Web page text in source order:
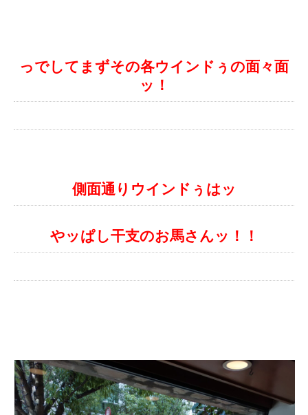
っでしてまずその各ウインドぅの面々面
ッ！
側面通りウインドぅはッ
やッぱし干支のお馬さんッ！！